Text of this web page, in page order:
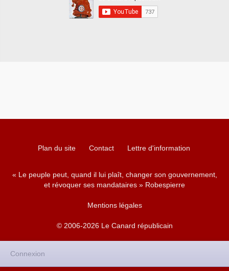
Plan du site Contact Lettre d'information
« Le peuple peut, quand il lui plaît, changer son gouvernement,
et révoquer ses mandataires » Robespierre
Mentions légales
© 2006-2026 Le Canard républicain
Connexion